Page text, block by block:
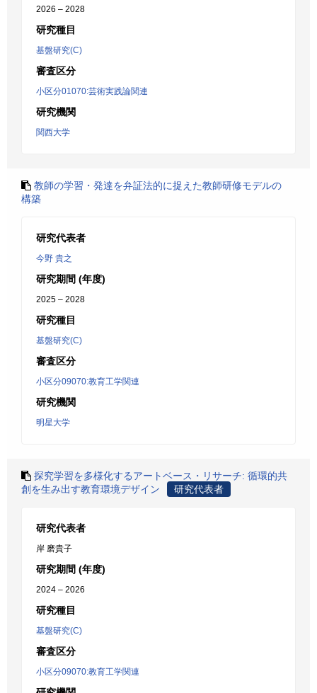
2026 – 2028
研究種目
基盤研究(C)
審査区分
小区分01070:芸術実践論関連
研究機関
関西大学
教師の学習・発達を弁証法的に捉えた教師研修モデルの
構築
研究代表者
今野 貴之
研究期間 (年度)
2025 – 2028
研究種目
基盤研究(C)
審査区分
小区分09070:教育工学関連
研究機関
明星大学
探究学習を多様化するアートベース・リサーチ: 循環的共
創を生み出す教育環境デザイン
研究代表者
研究代表者
岸 磨貴子
研究期間 (年度)
2024 – 2026
研究種目
基盤研究(C)
審査区分
小区分09070:教育工学関連